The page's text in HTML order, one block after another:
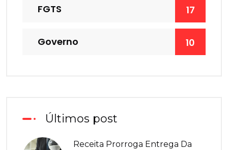
FGTS 17
Governo 10
Últimos post
Receita Prorroga Entrega Da